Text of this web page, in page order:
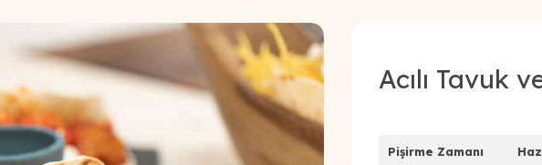
Acılı Tavuk
Pişirme Zamanı